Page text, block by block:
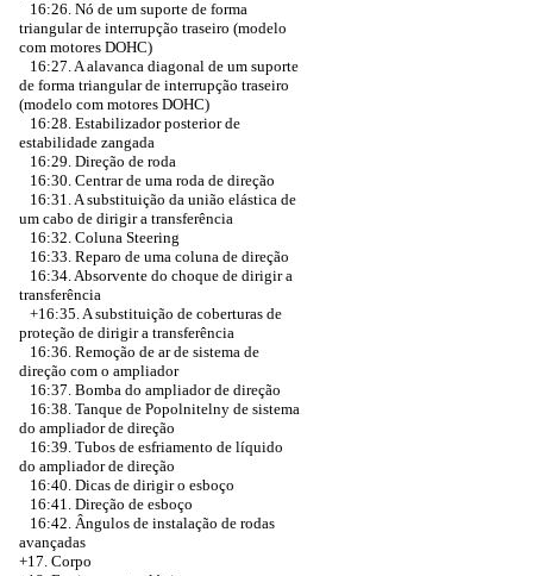
16:26. Nó de um suporte de forma
triangular de interrupção traseiro (modelo
com motores DOHC)
16:27. A alavanca diagonal de um suporte
de forma triangular de interrupção traseiro
(modelo com motores DOHC)
16:28. Estabilizador posterior de
estabilidade zangada
16:29. Direção de roda
16:30. Centrar de uma roda de direção
16:31. A substituição da união elástica de
um cabo de dirigir a transferência
16:32. Coluna Steering
16:33. Reparo de uma coluna de direção
16:34. Absorvente do choque de dirigir a
transferência
+16:35.A substituição de coberturas de
proteção de dirigir a transferência
16:36. Remoção de ar de sistema de
direção com o ampliador
16:37. Bomba do ampliador de direção
16:38. Tanque de Popolnitelny de sistema
do ampliador de direção
16:39. Tubos de esfriamento de líquido
do ampliador de direção
16:40. Dicas de dirigir o esboço
16:41. Direção de esboço
16:42. Ângulos de instalação de rodas
avançadas
+17. Corpo